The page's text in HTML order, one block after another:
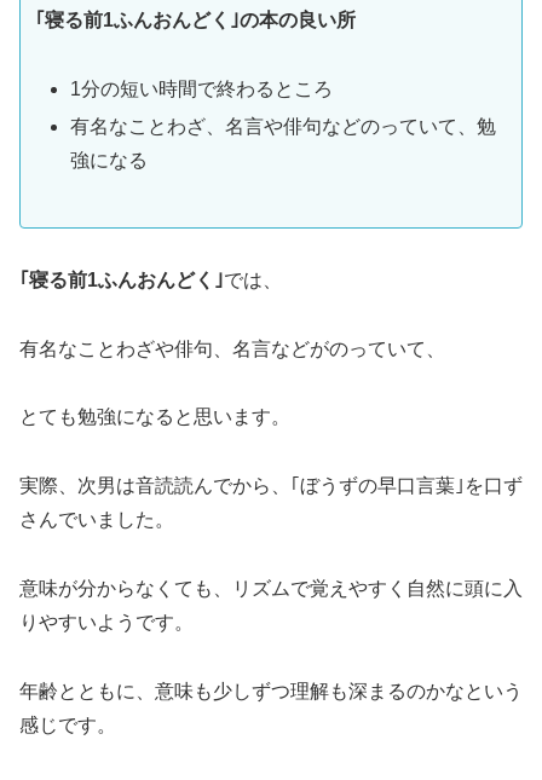
｢寝る前1ふんおんどく｣の本の良い所
1分の短い時間で終わるところ
有名なことわざ、名言や俳句などのっていて、勉
強になる
｢寝る前1ふんおんどく｣では、
有名なことわざや俳句、名言などがのっていて、
とても勉強になると思います。
実際、次男は音読読んでから、｢ぼうずの早口言葉｣を口ず
さんでいました。
意味が分からなくても、リズムで覚えやすく自然に頭に入
りやすいようです。
年齢とともに、意味も少しずつ理解も深まるのかなという
感じです。